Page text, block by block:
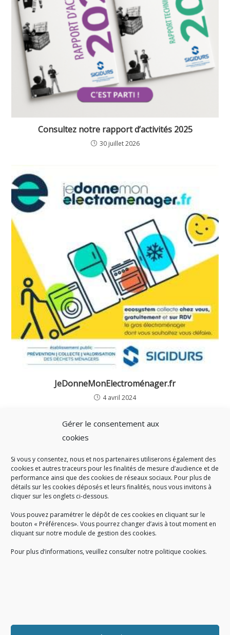
Gérer le consentement aux
cookies
Si vous y consentez, nous et nos partenaires utiliserons également des
cookies et autres traceurs pour les finalités de mesure d’audience et de
performance ainsi que des cookies de réseaux sociaux. Pour plus de
détails sur les cookies déposés et leurs finalités, nous vous invitons à
cliquer sur les onglets ci-dessous.
Vous pouvez paramétrer le dépôt de ces cookies en cliquant sur le
bouton « Préférences». Vous pourrez changer d’avis à tout moment en
cliquant sur notre module de gestion des cookies.
Pour plus d’informations, veuillez consulter notre politique cookies.
Consultez notre rapport d’activités 2025
30 juillet 2026
JeDonneMonElectroménager.fr
4 avril 2024
A SAVOIR
Créé en 1978, le Sigidurs est un établissement public quiexerce
des missions de service public : la prévention, la collecte et la
territoire.
Accueil du public :